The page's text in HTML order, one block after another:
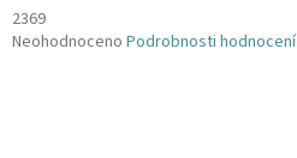
2369
Průměrné
Neohodnoceno Podrobnosti hodnocení